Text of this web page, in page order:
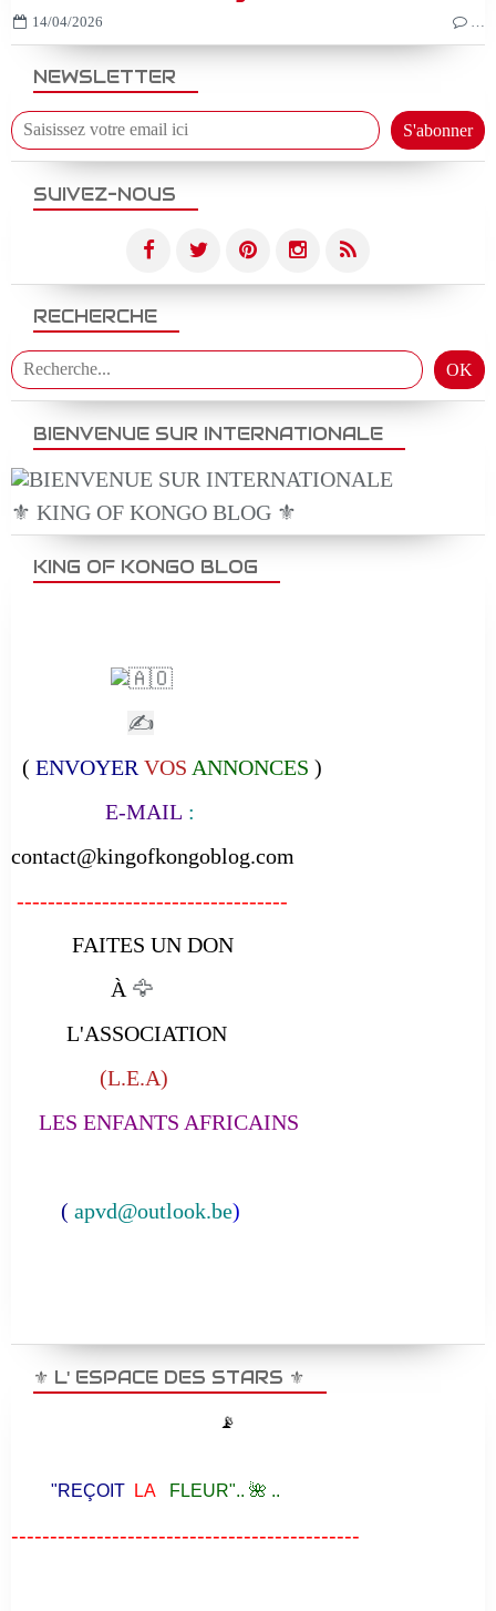
NEWSLETTER
SUIVEZ-NOUS
RECHERCHE
BIENVENUE SUR INTERNATIONALE
⚜️ KING OF KONGO BLOG ⚜️
14/04/2026 …
KING OF KONGO BLOG
✍
( ENVOYER VOS ANNONCES )
E-MAIL :
contact@kingofkongoblog.com
-----------------------------------
FAITES UN DON
À 🦅
L'ASSOCIATION
(L.E.A)
LES ENFANTS AFRICAINS
( apvd@outlook.be)
⚜️ L' ESPACE DES STARS ⚜️
📡
"REÇOIT LA FLEUR".. 🌺 ..
---------------------------------------------